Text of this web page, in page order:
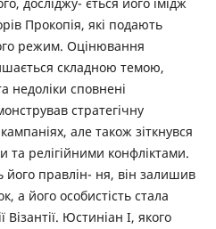
Прокопія, які подають
режим. Оцінювання
складною темою,
недоліки сповнені
стратегічну
але також зіткнувся
та релігійними конфліктами.
правлін- ня, він залишив
його особистість стала
Візантії. Юстиніан I, якого